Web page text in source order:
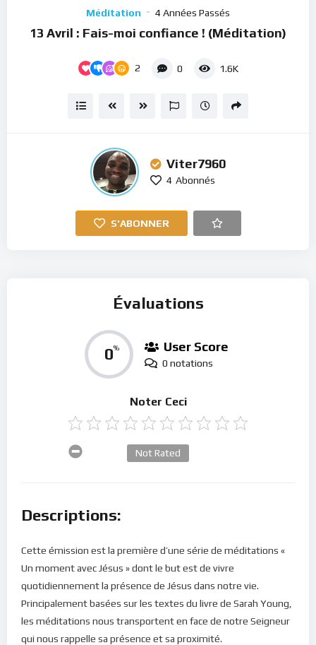
Méditation 4 Années Passés
13 Avril : Fais-moi confiance ! (Méditation)
2 0 1.6K
Viter7960
4 Abonnés
S'ABONNER
Évaluations
0% User Score
0 notations
Noter Ceci
Not Rated
Descriptions:
Cette émission est la première d’une série de méditations «
Un moment avec Jésus » dont le but est de vivre
quotidiennement la présence de Jésus dans notre vie.
Principalement basées sur les textes du livre de Sarah Young,
les méditations nous transportent en face de notre Seigneur
qui nous rappelle sa présence et sa proximité.